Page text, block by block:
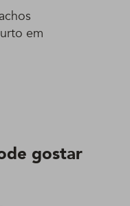
em
gostar